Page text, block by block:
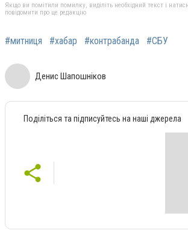
Якщо ви помітили помилку, виділіть необхідний текст і
повідомити про це редакцію
#митниця #хабар #контрабанда #СБУ
Денис Шапошніков
Поділіться та підписуйтесь на наші джерела